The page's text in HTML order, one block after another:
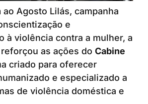
Agosto Lilás, campanha
e
à violência contra a mulher, a
as ações do Cabine
criado para oferecer
e especializado a
de violência doméstica e